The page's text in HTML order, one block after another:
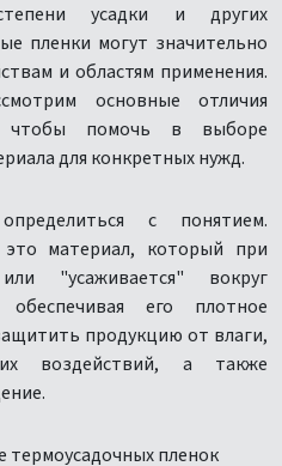
усадки и других
пленки могут значительно
и областям применения.
основные отличия
чтобы помочь в выборе
для конкретных нужд.
с понятием.
это материал, который при
"усаживается" вокруг
обеспечивая его плотное
продукцию от влаги,
воздействий, а также